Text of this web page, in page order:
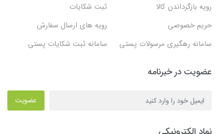
رویه بازگرداندن کالا
ثبت شکایات
حریم خصوصی
رویه های ارسال سفارش
سامانه رهگیری مرسولات پستی
سامانه ثبت شکایات پستی
عضویت در خبرنامه
عضویت